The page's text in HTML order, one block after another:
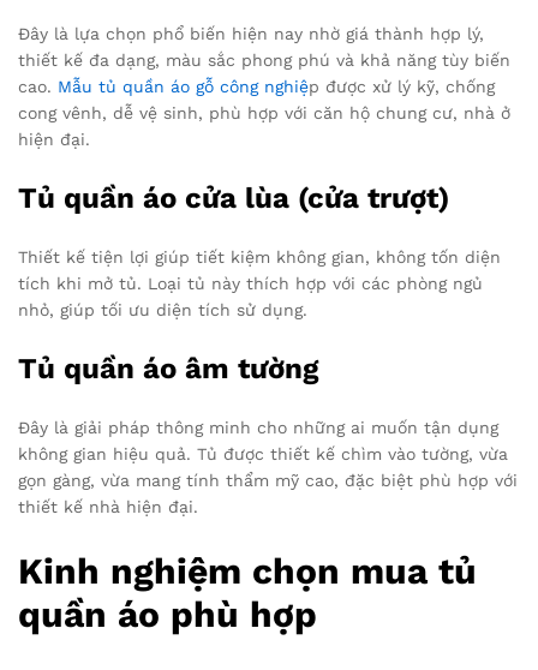
Đây là lựa chọn phổ biến hiện nay nhờ giá thành hợp lý,
thiết kế đa dạng, màu sắc phong phú và khả năng tùy biến
cao. Mẫu tủ quần áo gỗ công nghiệp được xử lý kỹ, chống
cong vênh, dễ vệ sinh, phù hợp với căn hộ chung cư, nhà ở
hiện đại.
Tủ quần áo cửa lùa (cửa trượt)
Thiết kế tiện lợi giúp tiết kiệm không gian, không tốn diện
tích khi mở tủ. Loại tủ này thích hợp với các phòng ngủ
nhỏ, giúp tối ưu diện tích sử dụng.
Tủ quần áo âm tường
Đây là giải pháp thông minh cho những ai muốn tận dụng
không gian hiệu quả. Tủ được thiết kế chìm vào tường, vừa
gọn gàng, vừa mang tính thẩm mỹ cao, đặc biệt phù hợp với
thiết kế nhà hiện đại.
Kinh nghiệm chọn mua tủ
quần áo phù hợp